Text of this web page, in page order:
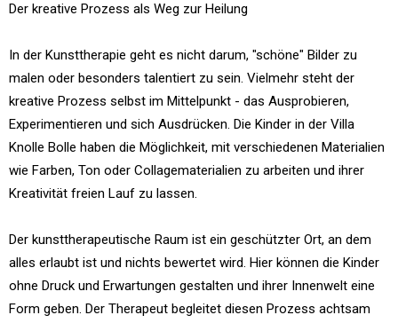
Der kreative Prozess als Weg zur Heilung
In der Kunsttherapie geht es nicht darum, "schöne" Bilder zu
malen oder besonders talentiert zu sein. Vielmehr steht der
kreative Prozess selbst im Mittelpunkt - das Ausprobieren,
Experimentieren und sich Ausdrücken. Die Kinder in der Villa
Knolle Bolle haben die Möglichkeit, mit verschiedenen Materialien
wie Farben, Ton oder Collagematerialien zu arbeiten und ihrer
Kreativität freien Lauf zu lassen.
Der kunsttherapeutische Raum ist ein geschützter Ort, an dem
alles erlaubt ist und nichts bewertet wird. Hier können die Kinder
ohne Druck und Erwartungen gestalten und ihrer Innenwelt eine
Form geben. Der Therapeut begleitet diesen Prozess achtsam